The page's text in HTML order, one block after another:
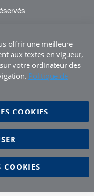
offrir une meilleure
aux textes en vigueur,
votre ordinateur des
Politique de
COOKIES
COOKIES